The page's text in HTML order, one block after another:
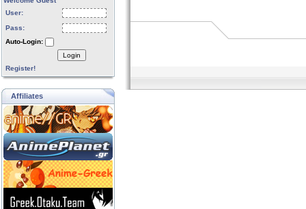
User:
Pass:
Auto-Login:
Login
Register!
Affiliates